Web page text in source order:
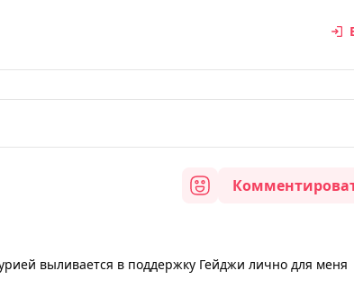
выливается в поддержку Гейджи лично для меня